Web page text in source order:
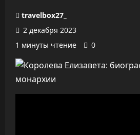
travelbox27_
2 декабря 2023
1 минуты чтение
0